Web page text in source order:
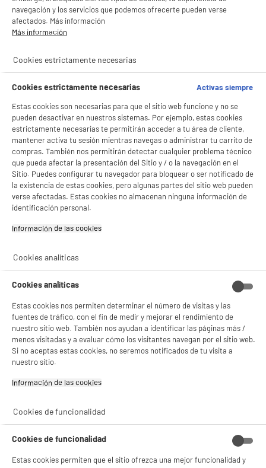
NO SOLO TENEMOS LOS MEJORES PRECIOS
101.669 opiniones
ELECTRO DEPOT
★★★★★
★★★★★
4,26
PAGO SEGURO GARANTÍAS
SERVICIO POST VENTA ATENCIÓN AL CLIENTE
PREGUNTAS /
RESPUESTAS
5 TIENDAS A TU SERVICIO
Valencia -Alicante
ENVÍO Y RECOGIDA
Envío a domicilio: 3 - 5 días laborables
ESTAMOS EN CONTACTO
Gestionar cookies
navegación y los servicios que podemos ofrecerte pueden verse
afectados. Más información
Más información
Cookies estrictamente necesarias
Cookies estrictamente necesarias
Activas siempre
Estas cookies son necesarias para que el sitio web funcione y no se
pueden desactivar en nuestros sistemas. Por ejemplo, estas cookies
estrictamente necesarias te permitirán acceder a tu área de cliente,
mantener activa tu sesión mientras navegas o administrar tu carrito de
compras. También nos permitirán detectar cualquier problema técnico
que pueda afectar la presentación del Sitio y / o la navegación en el
Sitio. Puedes configurar tu navegador para bloquear o ser notificado de
la existencia de estas cookies, pero algunas partes del sitio web pueden
verse afectadas. Estas cookies no almacenan ninguna información de
identificación personal.
Información de las cookies‎
Cookies analíticas
Cookies analíticas
Estas cookies nos permiten determinar el número de visitas y las
fuentes de tráfico, con el fin de medir y mejorar el rendimiento de
nuestro sitio web. También nos ayudan a identificar las páginas más /
menos visitadas y a evaluar cómo los visitantes navegan por el sitio web.
Si no aceptas estas cookies, no seremos notificados de tu visita a
nuestro sitio.
Información de las cookies‎
Cookies de funcionalidad
Cookies de funcionalidad
Estas cookies permiten que el sitio ofrezca una mejor funcionalidad y